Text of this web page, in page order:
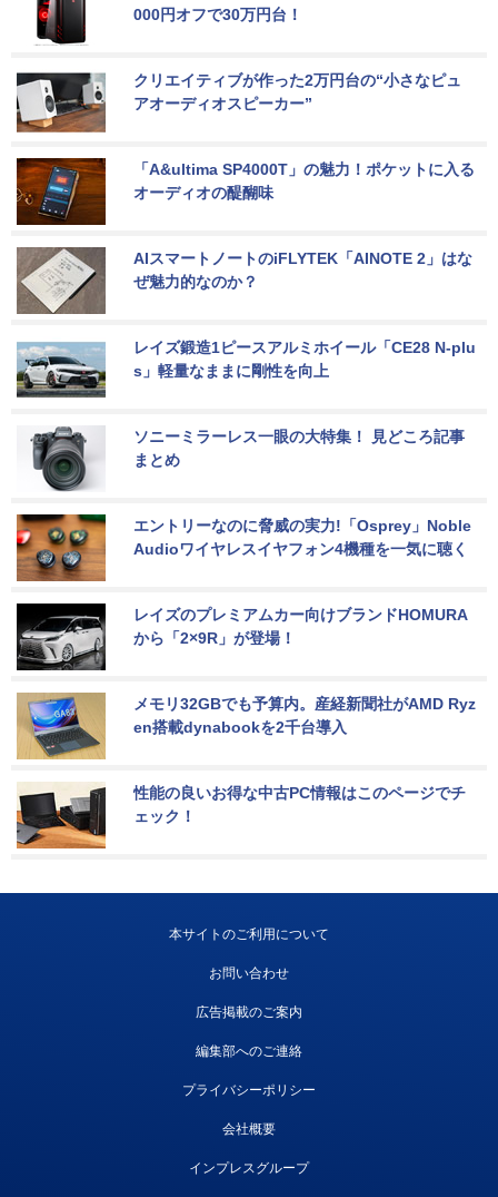
000円オフで30万円台！
クリエイティブが作った2万円台の“小さなピュ
アオーディオスピーカー”
「A&ultima SP4000T」の魅力！ポケットに入る
オーディオの醍醐味
AIスマートノートのiFLYTEK「AINOTE 2」はな
ぜ魅力的なのか？
レイズ鍛造1ピースアルミホイール「CE28 N-plu
s」軽量なままに剛性を向上
ソニーミラーレス一眼の大特集！ 見どころ記事
まとめ
エントリーなのに脅威の実力!「Osprey」Noble
Audioワイヤレスイヤフォン4機種を一気に聴く
レイズのプレミアムカー向けブランドHOMURA
から「2×9R」が登場！
メモリ32GBでも予算内。産経新聞社がAMD Ryz
en搭載dynabookを2千台導入
性能の良いお得な中古PC情報はこのページでチ
ェック！
本サイトのご利用について
お問い合わせ
広告掲載のご案内
編集部へのご連絡
プライバシーポリシー
会社概要
インプレスグループ